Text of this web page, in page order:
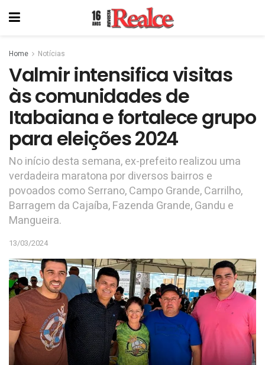
Home Notícias
Valmir intensifica visitas
às comunidades de
Itabaiana e fortalece grupo
para eleições 2024
No início desta semana, ex-prefeito realizou uma
verdadeira maratona por diversos bairros e
povoados como Serrano, Campo Grande, Carrilho,
Barragem da Cajaíba, Fazenda Grande, Gandu e
Mangueira.
13/03/2024